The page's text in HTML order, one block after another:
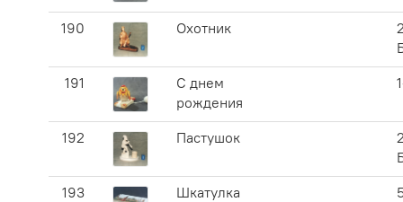
190 Охотник
191
С днем
рождения
192 Пастушок
193
Шкатулка